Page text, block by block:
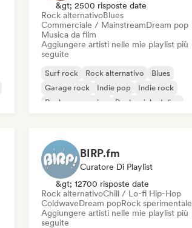
&gt; 2500 risposte date
Rock alternativoBlues
Commerciale / MainstreamDream pop
Musica da film
Aggiungere artisti nelle mie playlist più
seguite
Surf rock Rock alternativo
Blues
Garage rock
Indie pop
Indie rock
Rock progressivo
Rock psichedelico
BIRP.fm
Curatore Di Playlist
&gt; 12700 risposte date
Rock alternativoChill / Lo-fi Hip-Hop
ColdwaveDream popRock sperimentale
Aggiungere artisti nelle mie playlist più
seguite